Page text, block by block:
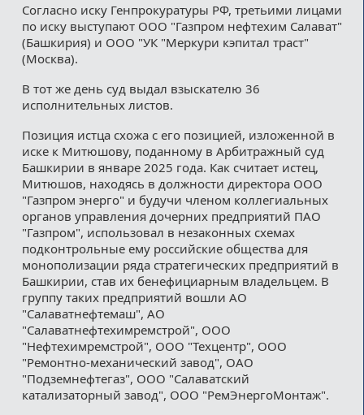
Согласно иску Генпрокуратуры РФ, третьими лицами
по иску выступают ООО "Газпром нефтехим Салават"
(Башкирия) и ООО "УК "Меркури кэпитал траст"
(Москва).
В тот же день суд выдал взыскателю 36
исполнительных листов.
Позиция истца схожа с его позицией, изложенной в
иске к Митюшову, поданному в Арбитражный суд
Башкирии в январе 2025 года. Как считает истец,
Митюшов, находясь в должности директора ООО
"Газпром энерго" и будучи членом коллегиальных
органов управления дочерних предприятий ПАО
"Газпром", использовал в незаконных схемах
подконтрольные ему российские общества для
монополизации ряда стратегических предприятий в
Башкирии, став их бенефициарным владельцем. В
группу таких предприятий вошли AO
"Салаватнефтемаш", АО
"Салаватнефтехимремстрой", ООО
"Нефтехимремстрой", ООО "Техцентр", ООО
"Ремонтно-механический завод", ОАО
"Подземнефтегаз", ООО "Салаватский
катализаторный завод", ООО "РемЭнергоМонтаж".